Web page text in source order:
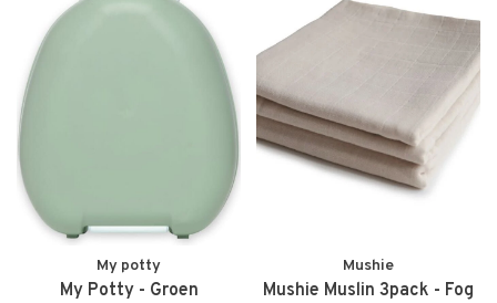
My potty
My Potty - Groen
Mushie
Mushie Muslin 3pack - Fog